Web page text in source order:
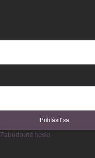
Prihlásiť sa
Zabudnuté heslo